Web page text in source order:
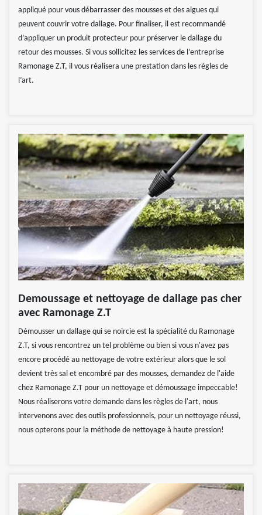
appliqué pour vous débarrasser des mousses et des algues qui
peuvent couvrir votre dallage. Pour finaliser, il est recommandé
d’appliquer un produit protecteur pour préserver le dallage du
retour des mousses. Si vous sollicitez les services de l’entreprise
Ramonage Z.T, il vous réalisera une prestation dans les règles de
l’art.
Demoussage et nettoyage de dallage pas cher
avec Ramonage Z.T
Démousser un dallage qui se noircie est la spécialité du Ramonage
Z.T, si vous rencontrez un tel problème ou bien si vous n'avez pas
encore procédé au nettoyage de votre extérieur alors que le sol
devient très sal et encombré par des mousses, demandez de l'aide
chez Ramonage Z.T pour un nettoyage et démoussage impeccable!
Nous réaliserons votre demande dans les règles de l'art, nous
intervenons avec des outils professionnels, pour un nettoyage réussi,
nous opterons pour la méthode de nettoyage à haute pression!